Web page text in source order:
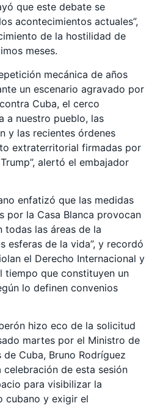
que este debate se
acontecimientos actuales”,
de la hostilidad de
meses.
mecánica de años
un escenario agravado por
Cuba, el cerco
a nuestro pueblo, las
y las recientes órdenes
extraterritorial firmadas por
alertó el embajador
enfatizó que las medidas
por la Casa Blanca provocan
todas las áreas de la
esferas de la vida”, y recordó
el Derecho Internacional y
tiempo que constituyen un
lo definen convenios
hizo eco de la solicitud
martes por el Ministro de
Cuba, Bruno Rodríguez
celebración de esta sesión
para visibilizar la
cubano y exigir el